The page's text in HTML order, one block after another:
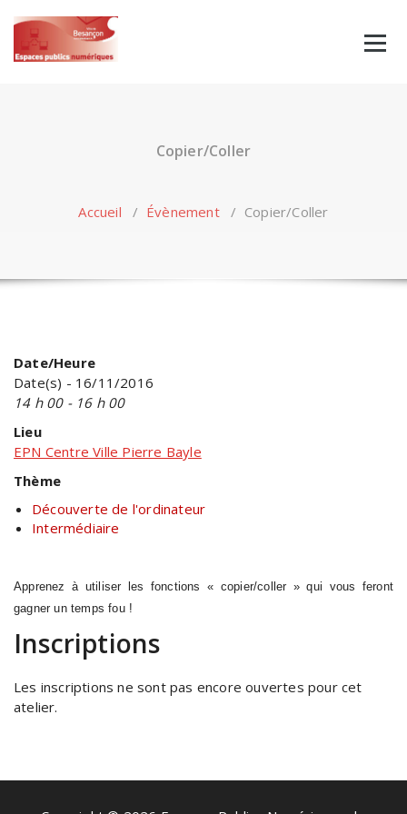
content
Copier/Coller
Accueil / Évènement/ Copier/Coller
Date/Heure
Date(s) - 16/11/2016
14 h 00 - 16 h 00
Lieu
EPN Centre Ville Pierre Bayle
Thème
Découverte de l'ordinateur
Intermédiaire
Apprenez à utiliser les fonctions « copier/coller » qui vous feront
gagner un temps fou !
Inscriptions
Les inscriptions ne sont pas encore ouvertes pour cet
atelier.